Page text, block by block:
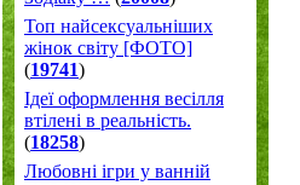
Топ найсексуальніших
жінок світу [ФОТО]
(19741)
Ідеї оформлення весілля
втілені в реальність.
(18258)
Любовні ігри у ванній